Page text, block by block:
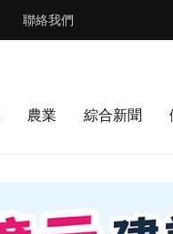
聯絡我們
農業 綜合新聞